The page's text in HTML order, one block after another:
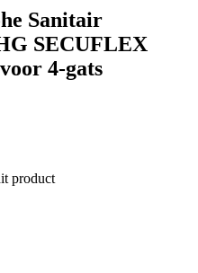
Sanitair
SECUFLEX
4-gats
product